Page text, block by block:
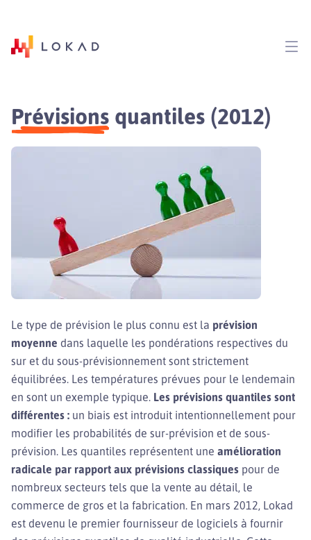
Prévisions quantiles (2012)
Le type de prévision le plus connu est la prévision
moyenne dans laquelle les pondérations respectives du
sur et du sous-prévisionnement sont strictement
équilibrées. Les températures prévues pour le lendemain
en sont un exemple typique. Les prévisions quantiles sont
différentes : un biais est introduit intentionnellement pour
modifier les probabilités de sur-prévision et de sous-
prévision. Les quantiles représentent une amélioration
radicale par rapport aux prévisions classiques pour de
nombreux secteurs tels que la vente au détail, le
commerce de gros et la fabrication. En mars 2012, Lokad
est devenu le premier fournisseur de logiciels à fournir